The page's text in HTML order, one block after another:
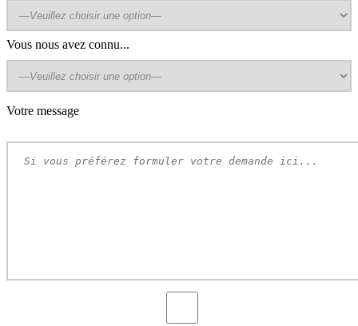
Vous nous avez connu...
Votre message